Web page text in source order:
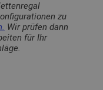
zu
Wir prüfen dann
für Ihr